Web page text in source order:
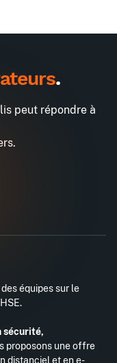
.
peut répondre à
équipes sur le
sécurité,
proposons une offre
distanciel et en e-